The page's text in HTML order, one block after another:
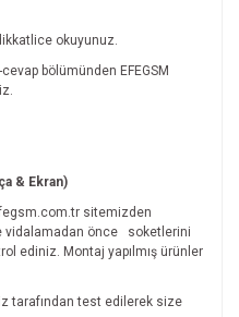
okuyunuz.
bölümünden EFEGSM
& Ekran)
sitemizden
vidalamadan önce
soketlerini
ediniz. Montaj yapılmış ürünler
tarafından test edilerek size